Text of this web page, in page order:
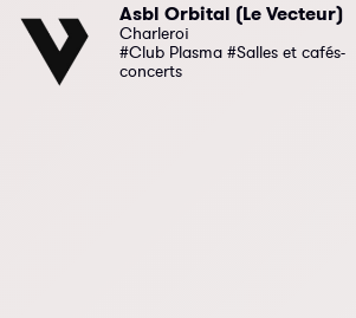
Asbl Orbital (Le Vecteur)
Charleroi
#Club Plasma #Salles et cafés-
concerts